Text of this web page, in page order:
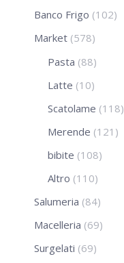
Banco Frigo (102)
Market (578)
Pasta (88)
Latte (10)
Scatolame (118)
Merende (121)
bibite (108)
Altro (110)
Salumeria (84)
Macelleria (69)
Surgelati (69)